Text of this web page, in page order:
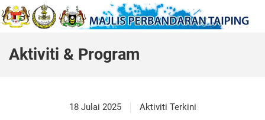
Aktiviti & Program
18 Julai 2025 Aktiviti Terkini